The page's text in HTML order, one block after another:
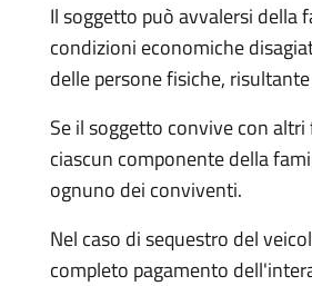
Il soggetto può avvalersi della
condizioni economiche
delle persone fisiche,
Se il soggetto convive con
ciascun componente della
ognuno dei conviventi.
Nel caso di sequestro del
completo pagamento